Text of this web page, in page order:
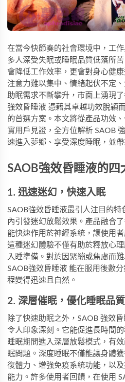
在當今快節奏的社會環境中，工
多人深受失眠或睡眠品質低落所
會降低工作效率，更會對身心健
注意力難以集中、情緒起伏不定
助眠需求不斷攀升，市面上湧現
強效昏睡液 憑藉其卓越功效脫穎
的首選方案。本文將從產品功效
實用戶見證，全方位解析 SAOB
速進入夢鄉、享受深度睡眠，並
SAOB強效昏睡液的四
1. 迅速迷幻，快速入眠
SAOB強效昏睡液最引人注目的特
內引發迷幻放鬆效果。產品融合
能快速作用於神經系統，讓使用
這種迷幻體驗不僅有助於釋放心
入睡準備。對於因緊繃或焦慮而
SAOB強效昏睡液 能在服用後數
程變得迅速且自然。
2. 深層催眠，優化睡眠品質
除了快速助眠之外，SAOB 強效
令人印象深刻。它能促進長時間
睡眠期間進入深層放鬆模式，有
眠問題。深度睡眠不僅能讓身體
復體力、增強免疫系統功能，以
能力。許多使用者回饋，在使用